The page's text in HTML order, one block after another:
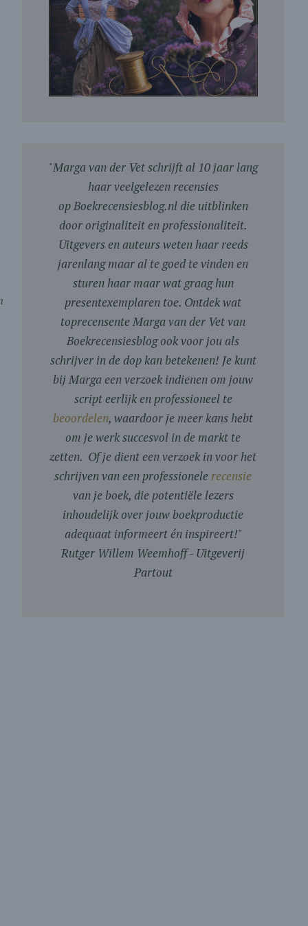
"Marga van der Vet schrijft al 10 jaar lang
haar veelgelezen recensies
op Boekrecensiesblog.nl die uitblinken
door originaliteit en professionaliteit.
Uitgevers en auteurs weten haar reeds
jarenlang maar al te goed te vinden en
sturen haar maar wat graag hun
presentexemplaren toe. Ontdek wat
toprecensente Marga van der Vet van
Boekrecensiesblog ook voor jou als
schrijver in de dop kan betekenen! Je kunt
bij Marga een verzoek indienen om jouw
script eerlijk en professioneel te
beoordelen, waardoor je meer kans hebt
om je werk succesvol in de markt te
zetten. Of je dient een verzoek in voor het
schrijven van een professionele recensie
van je boek, die potentiële lezers
inhoudelijk over jouw boekproductie
adequaat informeert én inspireert!"
Rutger Willem Weemhoff - Uitgeverij
Partout